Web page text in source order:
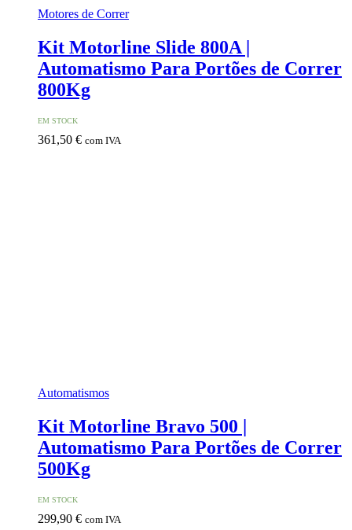
Motores de Correr
Kit Motorline Slide 800A |
Automatismo Para Portões de Correr
800Kg
EM STOCK
361,50 € com IVA
Automatismos
Kit Motorline Bravo 500 |
Automatismo Para Portões de Correr
500Kg
EM STOCK
299,90 € com IVA